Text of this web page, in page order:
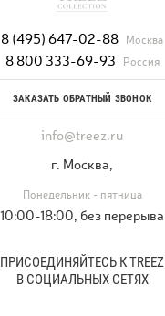
8 (495) 647-02-88 Москва
8 800 333-69-93 Россия
ЗАКАЗАТЬ ОБРАТНЫЙ ЗВОНОК
info@treez.ru
г. Москва,
Понедельник - пятница
10:00-18:00, без перерыва
ПРИСОЕДИНЯЙТЕСЬ К TREEZ
В СОЦИАЛЬНЫХ СЕТЯХ